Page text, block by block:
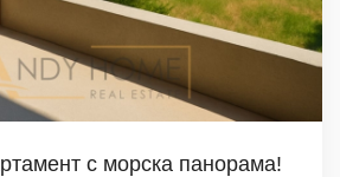
с морска панорама!